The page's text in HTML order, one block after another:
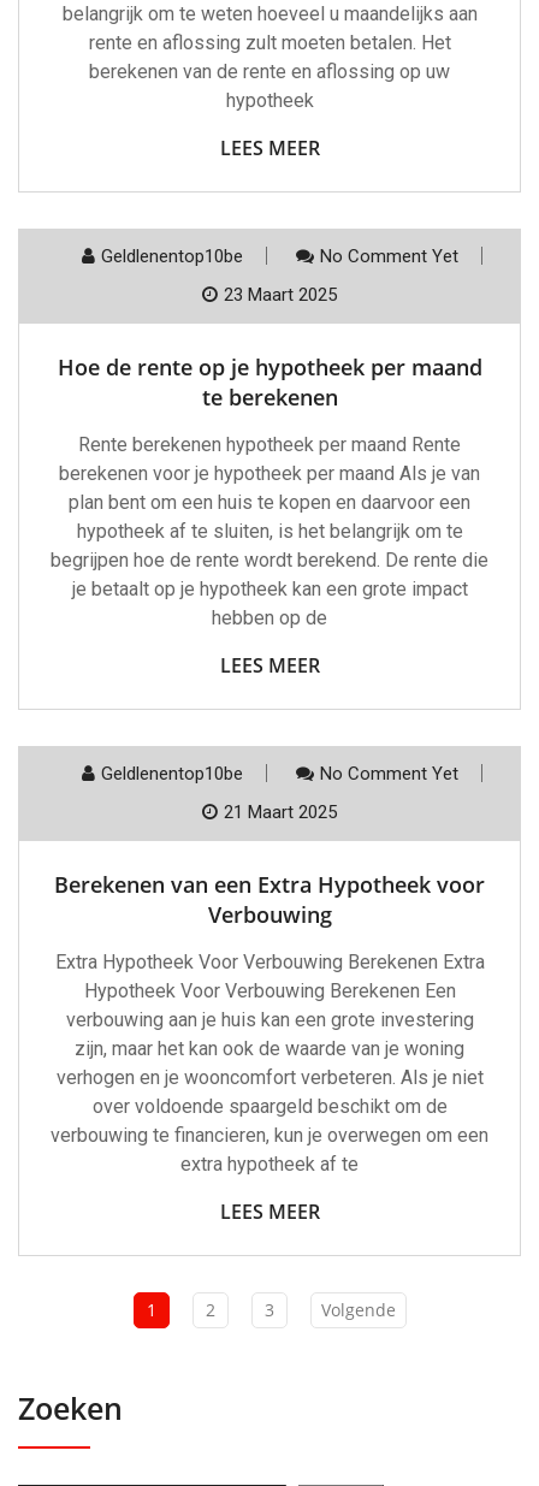
belangrijk om te weten hoeveel u maandelijks aan
rente en aflossing zult moeten betalen. Het
berekenen van de rente en aflossing op uw
hypotheek
LEES MEER
Geldlenentop10be
No Comment Yet
23 Maart 2025
Hoe de rente op je hypotheek per maand
te berekenen
Rente berekenen hypotheek per maand Rente
berekenen voor je hypotheek per maand Als je van
plan bent om een huis te kopen en daarvoor een
hypotheek af te sluiten, is het belangrijk om te
begrijpen hoe de rente wordt berekend. De rente die
je betaalt op je hypotheek kan een grote impact
hebben op de
LEES MEER
Geldlenentop10be
No Comment Yet
21 Maart 2025
Berekenen van een Extra Hypotheek voor
Verbouwing
Extra Hypotheek Voor Verbouwing Berekenen Extra
Hypotheek Voor Verbouwing Berekenen Een
verbouwing aan je huis kan een grote investering
zijn, maar het kan ook de waarde van je woning
verhogen en je wooncomfort verbeteren. Als je niet
over voldoende spaargeld beschikt om de
verbouwing te financieren, kun je overwegen om een
extra hypotheek af te
LEES MEER
1 2 3 Volgende
Zoeken